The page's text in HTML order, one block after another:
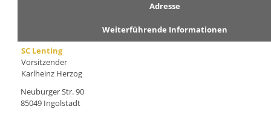
Adresse
Weiterführende Informationen
SC Lenting
Vorsitzender
Karlheinz Herzog
Neuburger Str. 90
85049 Ingolstadt